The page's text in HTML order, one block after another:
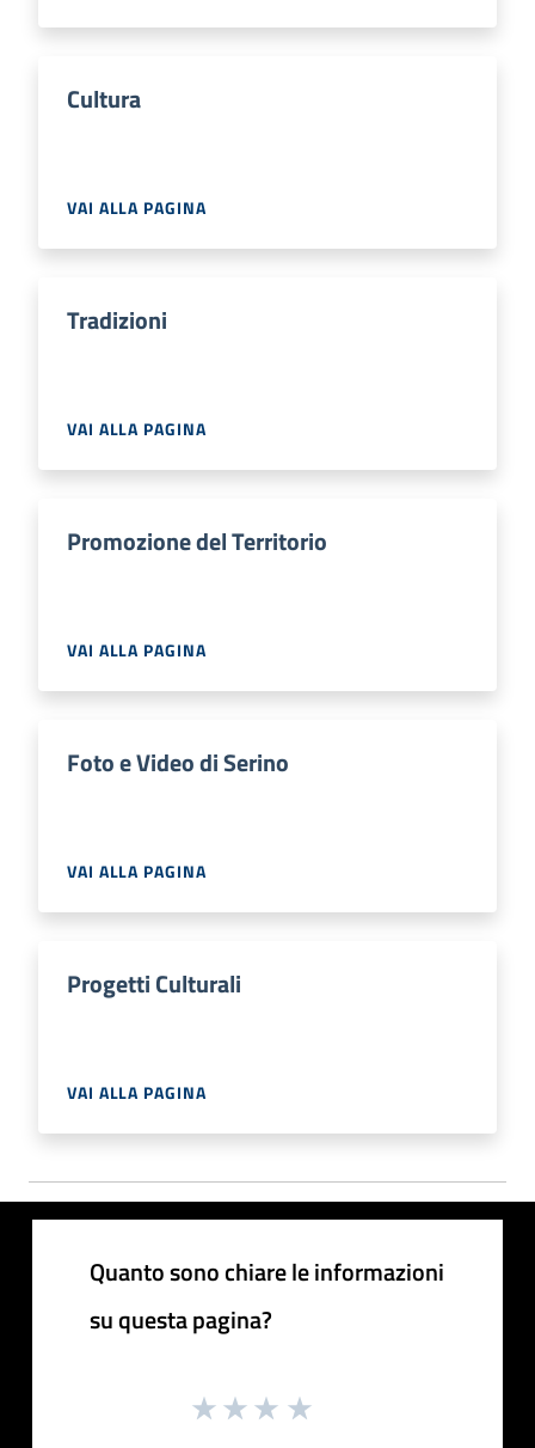
Cultura
VAI ALLA PAGINA
Tradizioni
VAI ALLA PAGINA
Promozione del Territorio
VAI ALLA PAGINA
Foto e Video di Serino
VAI ALLA PAGINA
Progetti Culturali
VAI ALLA PAGINA
Quanto sono chiare le informazioni
su questa pagina?